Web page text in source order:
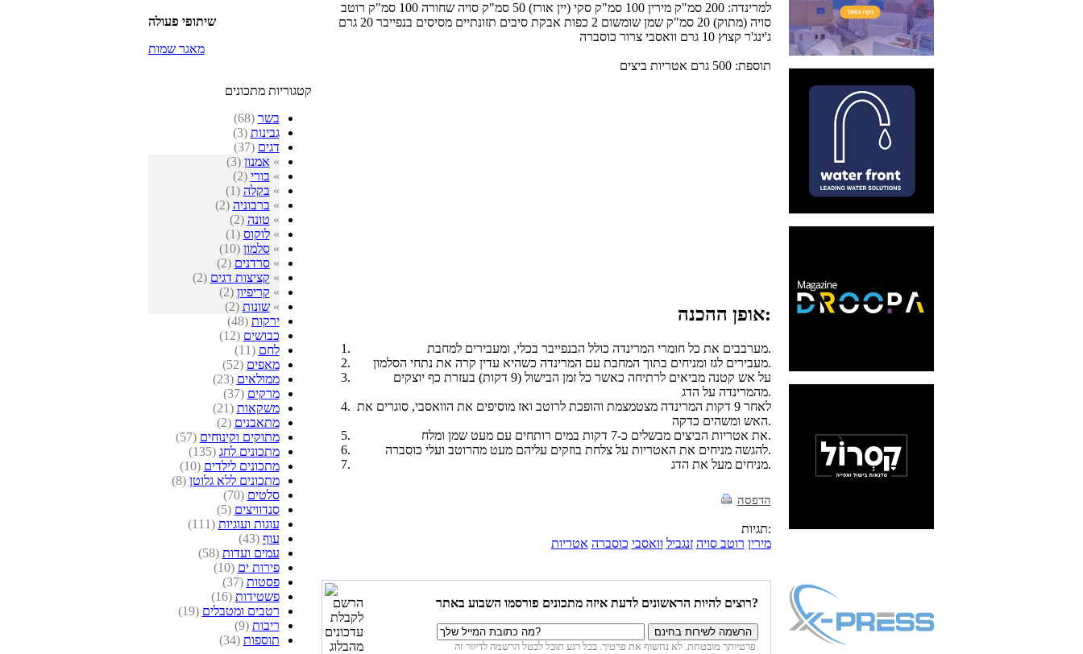
שיתופי פעולה
מאגר שמות
קטגוריות מתכונים
בשר (68)
גבינות (3)
דגים (37)
» אמנון (3)
» בורי (2)
» בקלה (1)
» ברבוניה (2)
» טונה (2)
»לוקוס (1)
»סלמון (10)
»סרדנים (2)
» קציצות דגים (2)
» קריפיון (2)
»שונות (2)
ירקות (48)
כבושים (12)
לחם (11)
מאפים (52)
ממולאים (23)
מרקים (37)
משקאות (21)
מתאבנים (2)
מתוקים וקינוחים (57)
מתכונים לחג (135)
מתכונים לילדים (10)
מתכונים ללא גלוטן (8)
סלטים (70)
סנדוויצים (5)
עוגות ועוגיות (111)
עוף (43)
עמים ועדות (58)
פירות ים (10)
פסטות (37)
פשטידות (16)
רטבים ומטבלים (19)
ריבות (9)
תוספות (34)
למרינדה: 200 סמ"ק מירין 100 סמ"ק סקי (יין אורז) 50 סמ"ק סויה שחורה 100 סמ"ק רוטב
סויה (מתוק) 20 סמ"ק שמן שומשום 2 כפות אבקת סיבים תזונתיים מסיסים בנפייבר 20 גרם
ג'ינג'ר קצוץ 10 גרם וואסבי צרור כוסברה
תוספת: 500 גרם אטריות ביצים
אופן ההכנה:
מערבבים את כל חומרי המרינדה כולל הבנפייבר בכלי, ומעבירים למחבת.
מעבירים לגז ומניחים בתוך המחבת עם המרינדה כשהיא עדין קרה את נתחי הסלמון.
על אש קטנה מביאים לרתיחה כאשר כל זמן הבישול (9 דקות) בעזרת כף יוצקים
מהמרינדה על הדג.
לאחר 9 דקות המרינדה מצטמצמת והופכת לרוטב ואז מוסיפים את הוואסבי, סוגרים את
האש ומשהים כדקה.
את אטריות הביצים מבשלים כ-7 דקות במים רותחים עם מעט שמן ומלח.
להגשה מניחים את האטריות על צלחת בוזקים עליהם מעט מהרוטב ועלי כוסברה.
מניחים מעל את הדג.
הדפסה
תגיות:
מירין רוטב סויה זנגביל וואסבי כוסברה אטריות
רוצים להיות הראשונים לדעת איזה מתכונים פורסמו השבוע באתר?
פרטיותך מובטחת. לא נחשוף את פרטיך. בכל רגע תוכל לבטל הרשמה לדיוור זה.